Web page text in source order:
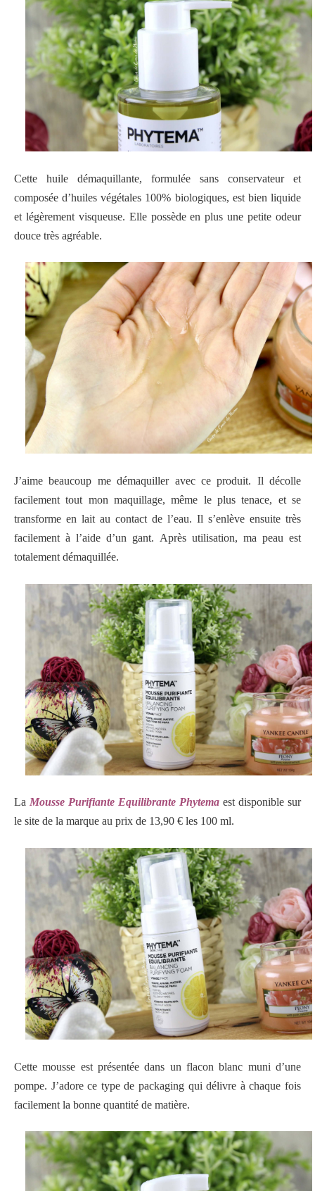
Cette huile démaquillante, formulée sans conservateur et
composée d’huiles végétales 100% biologiques, est bien liquide
et légèrement visqueuse. Elle possède en plus une petite odeur
douce très agréable.
J’aime beaucoup me démaquiller avec ce produit. Il décolle
facilement tout mon maquillage, même le plus tenace, et se
transforme en lait au contact de l’eau. Il s’enlève ensuite très
facilement à l’aide d’un gant. Après utilisation, ma peau est
totalement démaquillée.
La Mousse Purifiante Equilibrante Phytema est disponible sur
le site de la marque au prix de 13,90 € les 100 ml.
Cette mousse est présentée dans un flacon blanc muni d’une
pompe. J’adore ce type de packaging qui délivre à chaque fois
facilement la bonne quantité de matière.